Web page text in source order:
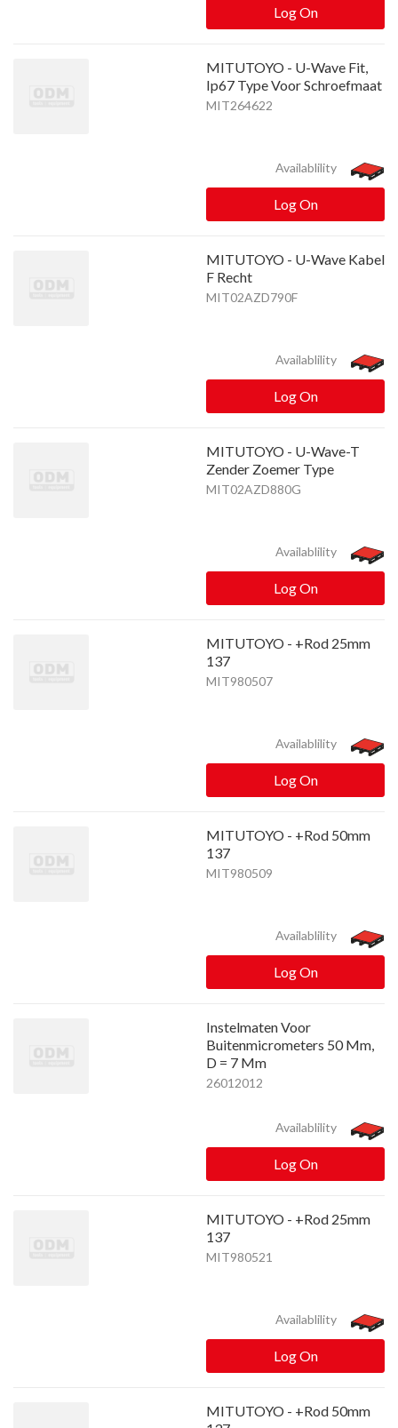
Log On
MITUTOYO - U-Wave Fit,
Ip67 Type Voor Schroefmaat
MIT264622
Availablility
Log On
MITUTOYO - U-Wave Kabel
F Recht
MIT02AZD790F
Availablility
Log On
MITUTOYO - U-Wave-T
Zender Zoemer Type
MIT02AZD880G
Availablility
Log On
MITUTOYO - +Rod 25mm
137
MIT980507
Availablility
Log On
MITUTOYO - +Rod 50mm
137
MIT980509
Availablility
Log On
Instelmaten Voor
Buitenmicrometers 50 Mm,
D = 7 Mm
26012012
Availablility
Log On
MITUTOYO - +Rod 25mm
137
MIT980521
Availablility
Log On
MITUTOYO - +Rod 50mm